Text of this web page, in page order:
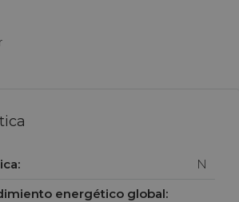
N
energético global: